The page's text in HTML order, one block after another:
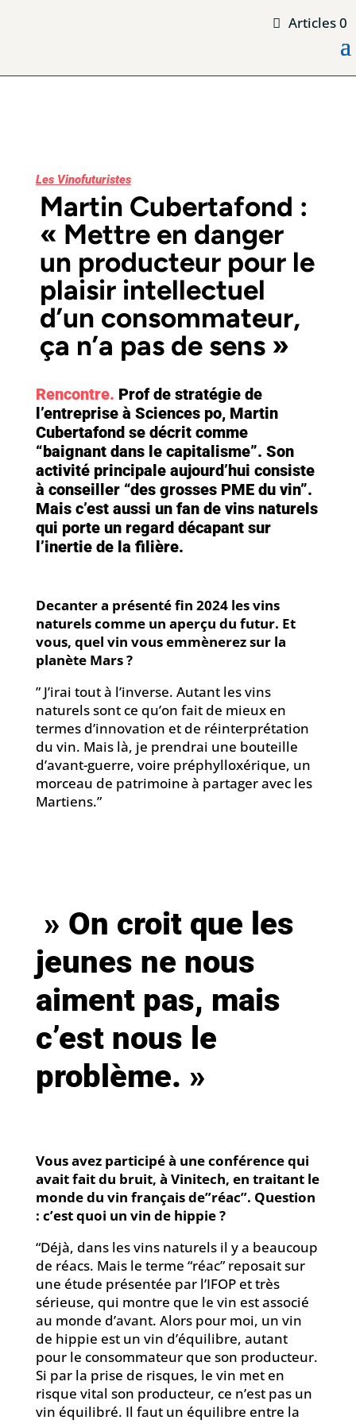
Articles 0
Les Vinofuturistes
Martin Cubertafond :
« Mettre en danger
un producteur pour le
plaisir intellectuel
d’un consommateur,
ça n’a pas de sens»
Rencontre. Prof de stratégie de
l’entreprise à Sciences po, Martin
Cubertafond se décrit comme
“baignant dans le capitalisme”. Son
activité principale aujourd’hui consiste
à conseiller “des grosses PME du vin”.
Mais c’est aussi un fan de vins naturels
qui porte un regard décapant sur
l’inertie de la filière.
Decanter a présenté fin 2024 les vins
naturels comme un aperçu du futur. Et
vous, quel vin vous emmènerez sur la
planète Mars ?
” J’irai tout à l’inverse. Autant les vins
naturels sont ce qu’on fait de mieux en
termes d’innovation et de réinterprétation
du vin. Mais là, je prendrai une bouteille
d’avant-guerre, voire préphylloxérique, un
morceau de patrimoine à partager avec les
Martiens.”
» On croit que les
jeunes ne nous
aiment pas, mais
c’est nous le
problème. »
Vous avez participé à une conférence qui
avait fait du bruit, à Vinitech, en traitant le
monde du vin français de”réac”. Question
: c’est quoi un vin de hippie ?
“Déjà, dans les vins naturels il y a beaucoup
de réacs. Mais le terme “réac” reposait sur
une étude présentée par l’IFOP et très
sérieuse, qui montre que le vin est associé
au monde d’avant. Alors pour moi, un vin
de hippie est un vin d’équilibre, autant
pour le consommateur que son producteur.
Si par la prise de risques, le vin met en
risque vital son producteur, ce n’est pas un
vin équilibré. Il faut un équilibre entre la